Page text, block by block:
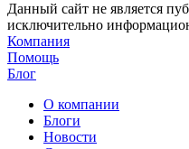
Данный сайт не является
исключительно
Компания
Помощь
Блог
О компании
Блоги
Новости